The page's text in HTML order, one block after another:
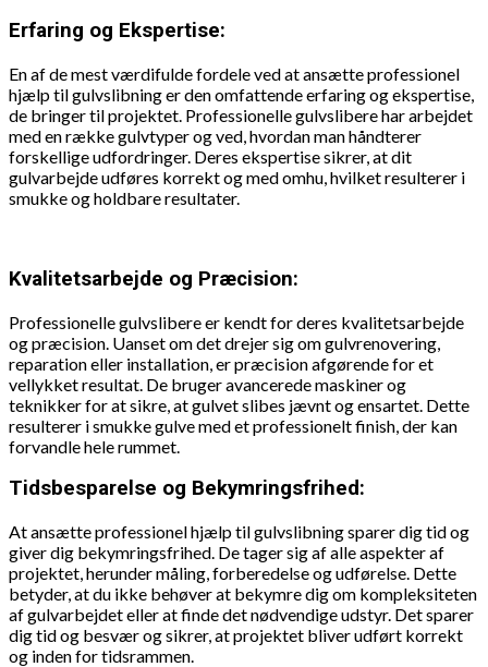
Erfaring og Ekspertise:
En af de mest værdifulde fordele ved at ansætte professionel
hjælp til gulvslibning er den omfattende erfaring og ekspertise,
de bringer til projektet. Professionelle gulvslibere har arbejdet
med en række gulvtyper og ved, hvordan man håndterer
forskellige udfordringer. Deres ekspertise sikrer, at dit
gulvarbejde udføres korrekt og med omhu, hvilket resulterer i
smukke og holdbare resultater.
Kvalitetsarbejde og Præcision:
Professionelle gulvslibere er kendt for deres kvalitetsarbejde
og præcision. Uanset om det drejer sig om gulvrenovering,
reparation eller installation, er præcision afgørende for et
vellykket resultat. De bruger avancerede maskiner og
teknikker for at sikre, at gulvet slibes jævnt og ensartet. Dette
resulterer i smukke gulve med et professionelt finish, der kan
forvandle hele rummet.
Tidsbesparelse og Bekymringsfrihed:
At ansætte professionel hjælp til gulvslibning sparer dig tid og
giver dig bekymringsfrihed. De tager sig af alle aspekter af
projektet, herunder måling, forberedelse og udførelse. Dette
betyder, at du ikke behøver at bekymre dig om kompleksiteten
af gulvarbejdet eller at finde det nødvendige udstyr. Det sparer
dig tid og besvær og sikrer, at projektet bliver udført korrekt
og inden for tidsrammen.